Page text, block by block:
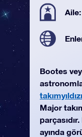
Aile:
Bootes
takımyıldızı
Major
ayında